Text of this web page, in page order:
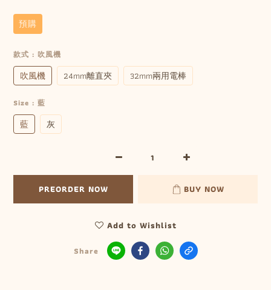
預購
款式 : 吹風機
吹風機 24mm離直夾 32mm兩用電棒
Size : 藍
藍 灰
PREORDER NOW BUY NOW
Add to Wishlist
Share